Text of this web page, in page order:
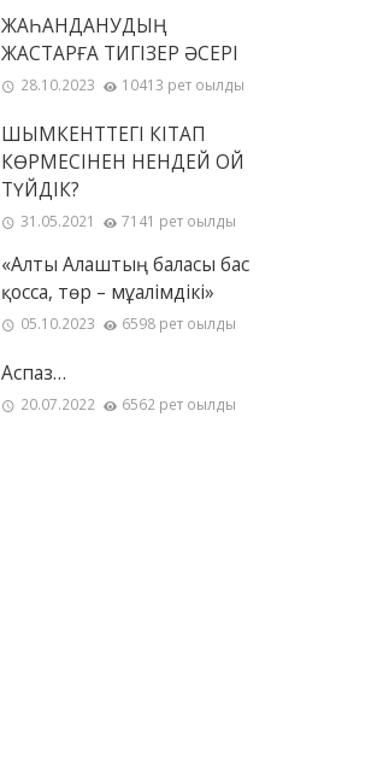
ЖАҺАНДАНУДЫҢ
ЖАСТАРҒА ТИГІЗЕР ӘСЕРІ
28.10.2023 10413 рет оқылды
ШЫМКЕНТТЕГІ КІТАП
КӨРМЕСІНЕН НЕНДЕЙ ОЙ
ТҮЙДІК?
31.05.2021 7141 рет оқылды
«Алты Алаштың баласы бас
қосса, төр – мұғалімдікі»
05.10.2023 6598 рет оқылды
Аспаз…
20.07.2022 6562 рет оқылды